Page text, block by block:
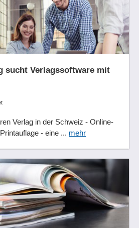
sucht Verlagssoftware mit
Verlag in der Schweiz - Online-
- eine ... mehr